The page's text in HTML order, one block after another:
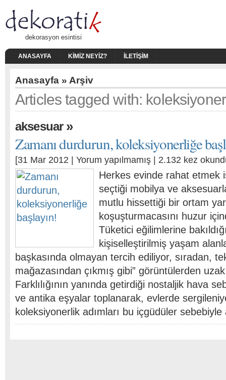
dekorasyon esintisi
ANASAYFA KIMIZ NEYIZ? İLETIŞIM
Anasayfa » Arşiv
Articles tagged with:
aksesuar»
Zamanı durdurun, koleksiyonerliğe
[31 Mar 2012 | Yorum yapılmamış | 2.132 kez
Herkes evinde rahat etmek
seçtiği mobilya ve
mutlu hissettiği bir ortam
koşuşturmacasını huzur
Tüketici eğilimlerine
kişiselleştirilmiş yaşam
başkasında olmayan tercih ediliyor, sıradan,
mağazasından çıkmış gibi” görüntülerden
Farklılığının yanında getirdiği nostaljik hava
ve antika eşyalar toplanarak, evlerde
koleksiyonerlik adımları bu içgüdüler